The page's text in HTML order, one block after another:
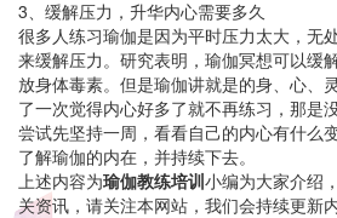
3、缓解压力，升华内心需要多久
很多人练习瑜伽是因为平时压力太大，无
来缓解压力。研究表明，瑜伽冥想可以缓
放身体毒素。但是瑜伽讲就是的身、心、
了一次觉得内心好多了就不再练习，那是
尝试先坚持一周，看看自己的内心有什么
了解瑜伽的内在，并持续下去。
上述内容为瑜伽教练培训小编为大家介绍
关资讯，请关注本网站，我们会持续更新内